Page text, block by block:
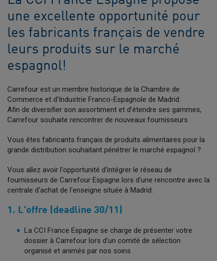
une excellente opportunité pour
les fabricants français de vendre
leurs produits sur le marché
espagnol!
Carrefour est un membre historique de la Chambre de
Commerce et d’Industrie Franco-Espagnole de Madrid.
Afin de diversifier son assortiment et d’étendre ses gammes,
Carrefour souhaite rencontrer de nouveaux fournisseurs
Vous êtes fabricants français de produits alimentaires pour la
grande distribution souhaitant pénétrer le marché espagnol ?
Vous allez avoir l'opportunité d'intégrer le réseau de
fournisseurs de Carrefour Espagne lors d'une rencontre avec la
centrale d'achat de l'enseigne située à Madrid.
1. L'offre (deadline 30/11)
La CCI France Espagne se charge de présenter votre
dossier à Carrefour lors d'un comité de sélection
organisé et animés par nos soins